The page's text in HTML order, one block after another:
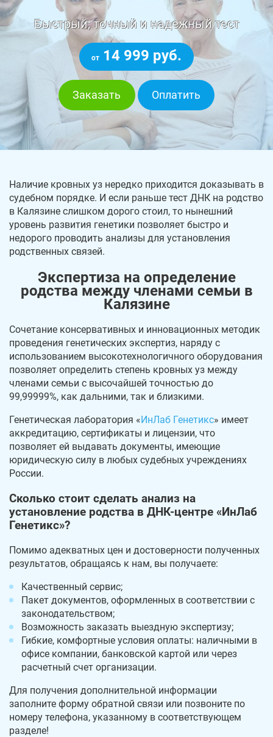
Быстрый, точный и надежный тест
от 14 999 руб.
Заказать Оплатить
Наличие кровных уз нередко приходится доказывать в
судебном порядке. И если раньше тест ДНК на родство
в Калязине слишком дорого стоил, то нынешний
уровень развития генетики позволяет быстро и
недорого проводить анализы для установления
родственных связей.
Экспертиза на определение
родства между членами семьи в
Калязине
Сочетание консервативных и инновационных методик
проведения генетических экспертиз, наряду с
использованием высокотехнологичного оборудования
позволяет определить степень кровных уз между
членами семьи с высочайшей точностью до
99,99999%, как дальними, так и близкими.
Генетическая лаборатория « ИнЛаб Генетикс» имеет
аккредитацию, сертификаты и лицензии, что
позволяет ей выдавать документы, имеющие
юридическую силу в любых судебных учреждениях
России.
Сколько стоит сделать анализ на
установление родства в ДНК-центре «ИнЛаб
Генетикс»?
Помимо адекватных цен и достоверности полученных
результатов, обращаясь к нам, вы получаете:
Качественный сервис;
Пакет документов, оформленных в соответствии с
законодательством;
Возможность заказать выездную экспертизу;
Гибкие, комфортные условия оплаты: наличными в
офисе компании, банковской картой или через
расчетный счет организации.
Для получения дополнительной информации
заполните форму обратной связи или позвоните по
номеру телефона, указанному в соответствующем
разделе!